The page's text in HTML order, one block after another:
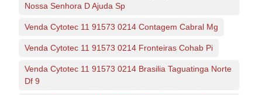
Nossa Senhora D Ajuda Sp
Venda Cytotec 11 91573 0214 Contagem Cabral Mg
Venda Cytotec 11 91573 0214 Fronteiras Cohab Pi
Venda Cytotec 11 91573 0214 Brasilia Taguatinga Norte
Df 9